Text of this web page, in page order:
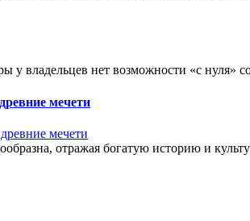
у владельцев нет возможности «с нуля»
мечети
отражая богатую историю и